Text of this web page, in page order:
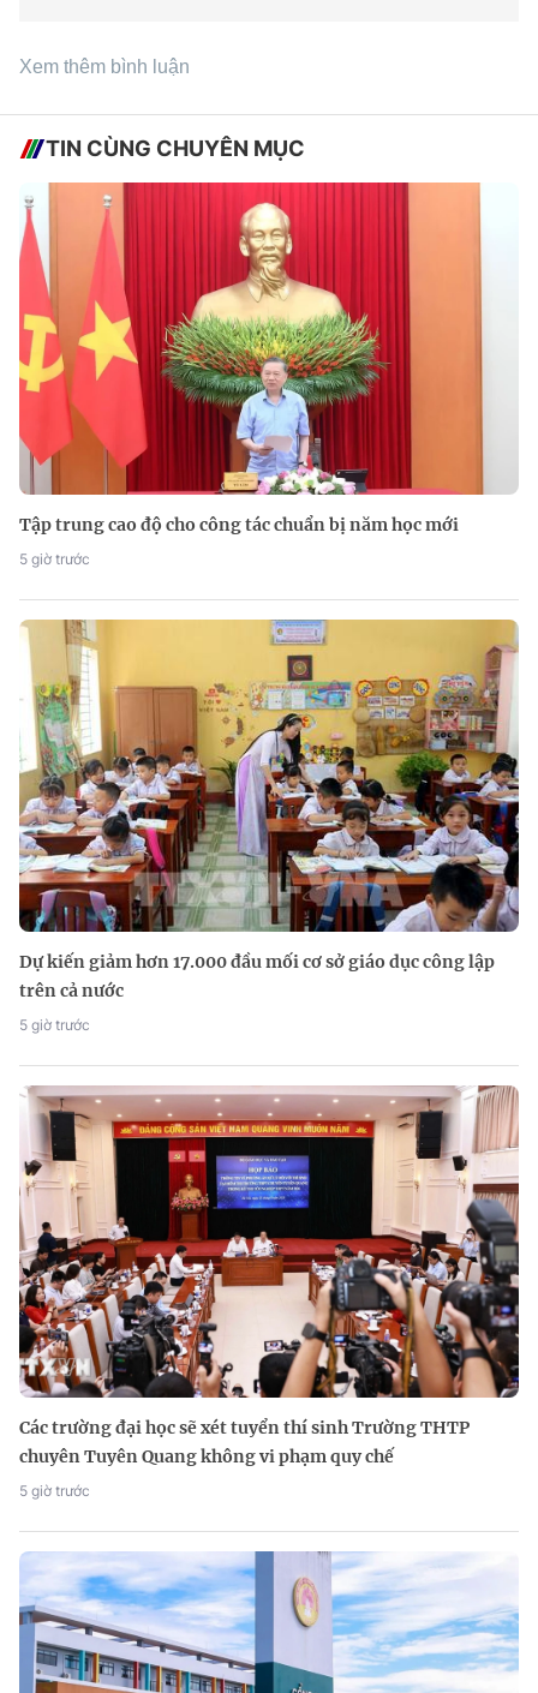
Xem thêm bình luận
TIN CÙNG CHUYÊN MỤC
Tập trung cao độ cho công tác chuẩn bị năm học mới
5 giờ trước
Dự kiến giảm hơn 17.000 đầu mối cơ sở giáo dục công lập
trên cả nước
5 giờ trước
Các trường đại học sẽ xét tuyển thí sinh Trường THTP
chuyên Tuyên Quang không vi phạm quy chế
5 giờ trước